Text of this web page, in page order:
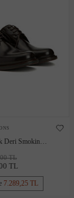
Deri Smokin
TL
TL
7.289,25 TL